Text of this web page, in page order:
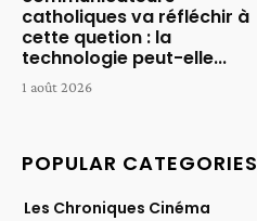
catholiques va réfléchir à
cette quetion : la
technologie peut-elle...
1 août 2026
POPULAR CATEGORIES
Les Chroniques Cinéma